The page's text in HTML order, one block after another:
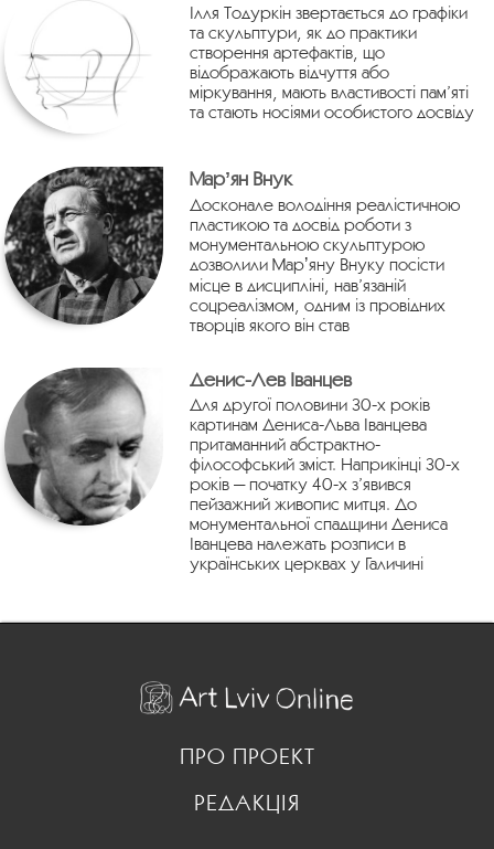
Ілля Тодуркін звертається до графіки
та скульптури, як до практики
створення артефактів, що
відображають відчуття або
міркування, мають властивості пам’яті
та стають носіями особистого досвіду
Марʼян Внук
Досконале володіння реалістичною
пластикою та досвід роботи з
монументальною скульптурою
дозволили Марʼяну Внуку посісти
місце в дисципліні, нав’язаній
соцреалізмом, одним із провідних
творців якого він став
Денис-Лев Іванцев
Для другої половини 30-х років
картинам Дениса-Льва Іванцева
притаманний абстрактно-
філософський зміст. Наприкінці 30-х
років — початку 40-х з’явився
пейзажний живопис митця. До
монументальної спадщини Дениса
Іванцева належать розписи в
українських церквах у Галичині
ПРО ПРОЕКТ
РЕДАКЦІЯ